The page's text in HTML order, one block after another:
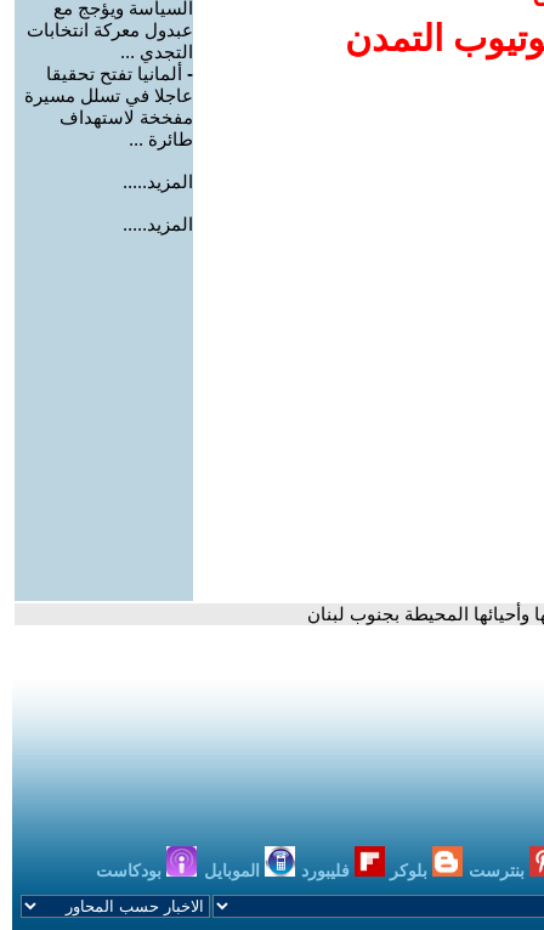
التمدن
السياسة ويؤجج مع
عبدول معركة انتخابات
التجدي ...
- ألمانيا تفتح تحقيقا
عاجلا في تسلل مسيرة
مفخخة لاستهداف
طائرة ...
المزيد.....
المزيد.....
وأحيائها المحيطة بجنوب لبنان
بنترست بلوكر فليبورد الموبايل بودكاست